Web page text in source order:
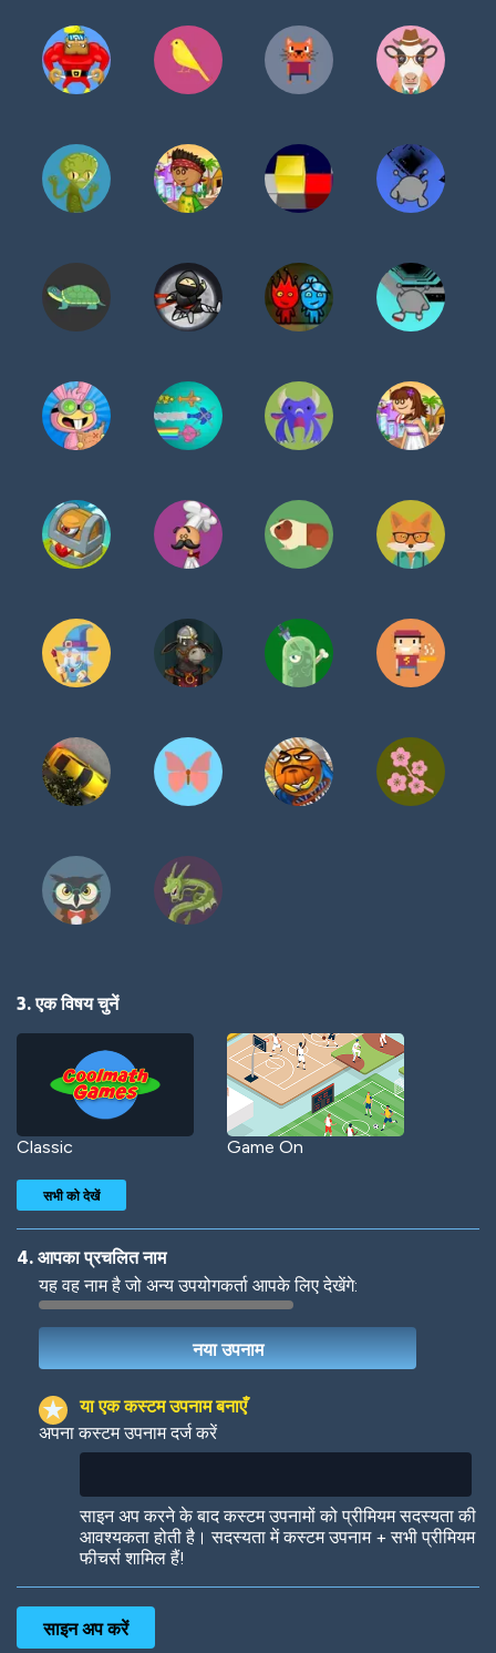
3. एक विषय चुनें
Classic Game On
Woof Jungle Cats
सभी को देखें
4. आपका प्रचलित नाम
यह वह नाम है जो अन्य उपयोगकर्ता आपके लिए देखेंगे:
या एक कस्टम उपनाम बनाएँ
अपना कस्टम उपनाम दर्ज करें
साइन अप करने के बाद कस्टम उपनामों को प्रीमियम सदस्यता की
आवश्यकता होती है। सदस्यता में कस्टम उपनाम + सभी प्रीमियम
फीचर्स शामिल हैं!